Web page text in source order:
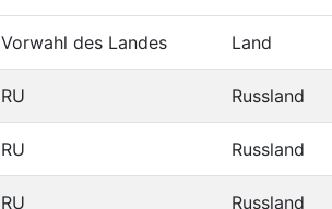
Vorwahl des Landes Land
RU Russland
RU Russland
RU Russland